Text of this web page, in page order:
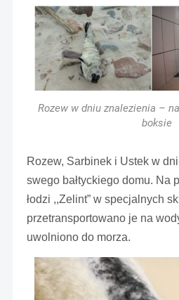
Rozew w dniu znalezienia –
boksie
Rozew, Sarbinek i Ustek w
swego bałtyckiego domu. Na
łodzi ,,Zelint” w specjalnych
przetransportowano je na
uwolniono do morza.